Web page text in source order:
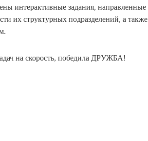
интерактивные задания, направленные
их структурных подразделений, а также
на скорость, победила ДРУЖБА!